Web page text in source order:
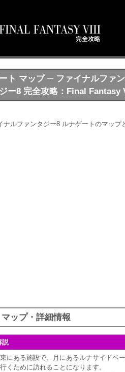
ト マップ ─ ファイナルファ
ー8 完全攻略：Final Fantasy
ナルファンタジー8 ルナゲートのマップ
ップ・詳細情報
説
にある施設で、月にあるルナサイドベ
くために訪れることになります。